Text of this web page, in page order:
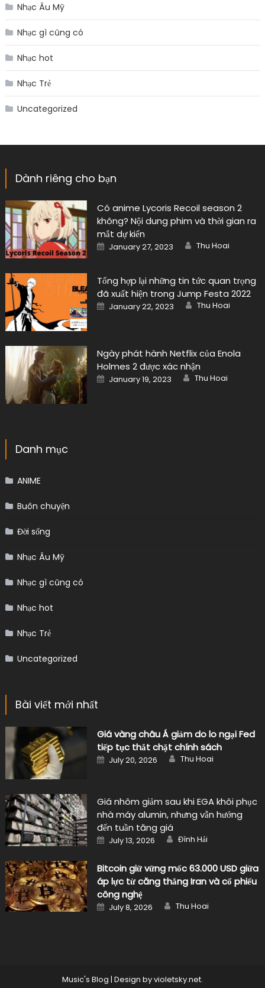
Nhạc Âu Mỹ
Nhạc gì cũng có
Nhạc hot
Nhạc Trẻ
Uncategorized
Dành riêng cho bạn
Có anime Lycoris Recoil season 2
không? Nội dung phim và thời gian ra
mắt dự kiến
Posted
on
January 27, 2023 Author
Thu Hoai
Tổng hợp lại những tin tức quan trọng
đã xuất hiện trong Jump Festa 2022
Posted
on
January 22, 2023 Author
Thu Hoai
Ngày phát hành Netflix của Enola
Holmes 2 được xác nhận
Posted
on
January 19, 2023 Author
Thu Hoai
Danh mục
ANIME
Buôn chuyện
Đời sống
Nhạc Âu Mỹ
Nhạc gì cũng có
Nhạc hot
Nhạc Trẻ
Uncategorized
Bài viết mới nhất
Giá vàng châu Á giảm do lo ngại Fed
tiếp tục thắt chặt chính sách
Posted
on
July 20, 2026 Author
Thu Hoai
Giá nhôm giảm sau khi EGA khôi phục
nhà máy alumin, nhưng vẫn hướng
đến tuần tăng giá
Posted
on
July 13, 2026 Author
Đình Hải
Bitcoin giữ vững mốc 63.000 USD giữa
áp lực từ căng thẳng Iran và cổ phiếu
công nghệ
Posted
on
July 8, 2026 Author
Thu Hoai
Music's Blog | Design byvioletsky.net.